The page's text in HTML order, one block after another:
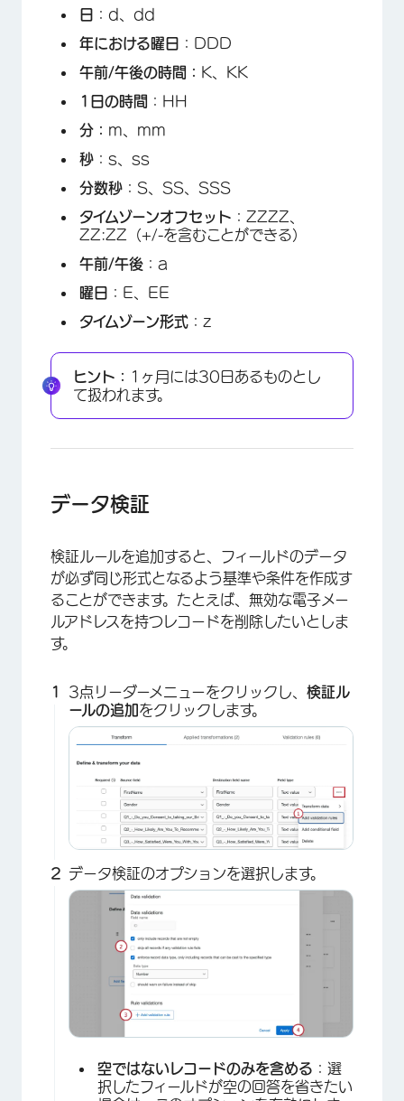
日
：d、dd
年における曜日
：DDD
午前/午後の時間： K、KK
1日の時間 ：HH
分： m、mm
秒 ：s、ss
分数秒 ：S、SS、SSS
タイムゾーンオフセット ：ZZZZ、
ZZ:ZZ（+/-を含むことができる）
午前/午後 ：a
曜日
：E、EE
タイムゾーン形式 ：z
ヒント：
1ヶ月には30日あるものとし
て扱われます。
データ検証
検証ルールを追加すると、フィールドのデータ
が必ず同じ形式となるよう基準や条件を作成す
ることができます。たとえば、無効な電子メー
ルアドレスを持つレコードを削除したいとしま
す。
3点リーダーメニューをクリックし、 検証ル
ールの追加をクリックします。
データ検証のオプションを選択します。
空ではないレコードのみを含める ：選
択したフィールドが空の回答を省きたい